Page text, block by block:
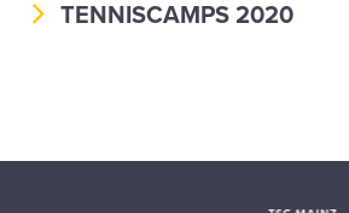
TENNISCAMPS 2020